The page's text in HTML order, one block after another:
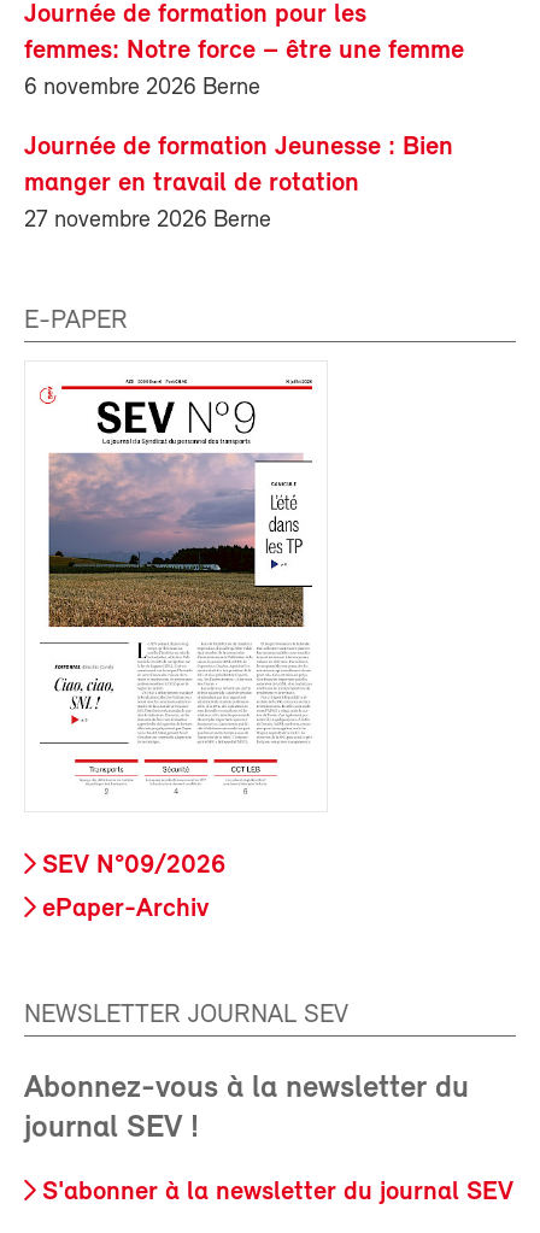
Journée de formation pour les
femmes: Notre force – être une femme
6 novembre 2026 Berne
Journée de formation Jeunesse : Bien
manger en travail de rotation
27 novembre 2026 Berne
E-PAPER
SEV N°09/2026
ePaper-Archiv
NEWSLETTER JOURNAL SEV
Abonnez-vous à la newsletter du
journal SEV !
S'abonner à la newsletter du journal SEV